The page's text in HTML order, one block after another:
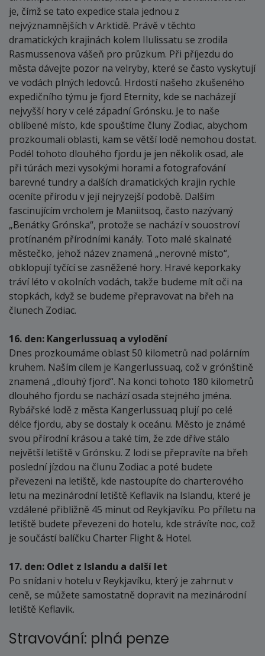
je, čímž se tato expedice stala jednou z
nejvýznamnějších v Arktidě. Právě v těchto
dramatických krajinách kolem Ilulissatu se zrodila
Rasmussenova vášeň pro průzkum. Při příjezdu do
města dávejte pozor na velryby, které se často vyskytují
ve vodách plných ledovců. Hrdostí našeho zkušeného
expedičního týmu je fjord Eternity, kde se nacházejí
nejvyšší hory v celé západní Grónsku. Je to naše
oblíbené místo, kde spouštíme čluny Zodiac, abychom
prozkoumali oblasti, kam se větší lodě nemohou dostat.
Podél tohoto dlouhého fjordu je jen několik osad, ale
při túrách mezi vysokými horami a fotografování
barevné tundry a dalších dramatických krajin rychle
oceníte přírodu v její nejryzejší podobě. Dalším
fascinujícím vrcholem je Maniitsoq, často nazývaný
„Benátky Grónska“, protože se nachází v souostroví
protínaném přírodními kanály. Toto malé skalnaté
městečko, jehož název znamená „nerovné místo“,
obklopují tyčící se zasněžené hory. Hravé keporkaky
tráví léto v okolních vodách, takže budeme mít oči na
stopkách, když se budeme přepravovat na břeh na
člunech Zodiac.
16. den: Kangerlussuaq a vylodění
Dnes prozkoumáme oblast 50 kilometrů nad polárním
kruhem. Naším cílem je Kangerlussuaq, což v grónštině
znamená „dlouhý fjord“. Na konci tohoto 180 kilometrů
dlouhého fjordu se nachází osada stejného jména.
Rybářské lodě z města Kangerlussuaq plují po celé
délce fjordu, aby se dostaly k oceánu. Město je známé
svou přírodní krásou a také tím, že zde dříve stálo
největší letiště v Grónsku. Z lodi se přepravíte na břeh
poslední jízdou na člunu Zodiac a poté budete
převezeni na letiště, kde nastoupíte do charterového
letu na mezinárodní letiště Keflavik na Islandu, které je
vzdálené přibližně 45 minut od Reykjavíku. Po příletu na
letiště budete převezeni do hotelu, kde strávíte noc, což
je součástí balíčku Charter Flight & Hotel.
17. den: Odlet z Islandu a další let
Po snídani v hotelu v Reykjavíku, který je zahrnut v
ceně, se můžete samostatně dopravit na mezinárodní
letiště Keflavik.
Stravování: plná penze